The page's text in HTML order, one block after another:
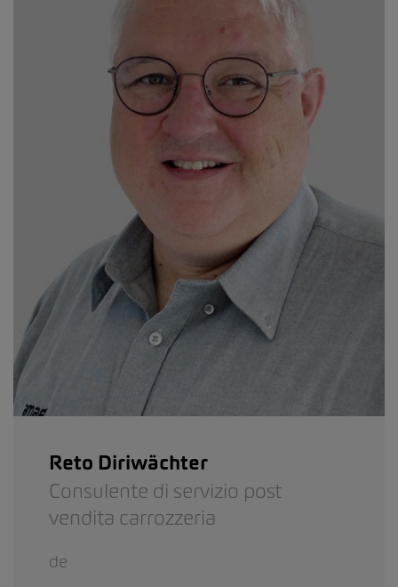
Reto Diriwächter
Consulente di servizio post
vendita carrozzeria
de